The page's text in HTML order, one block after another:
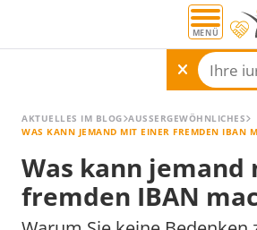
MENÜ
AKTUELLES IM BLOG AUSSERGEWÖHNLICHES
WAS KANN JEMAND MIT EINER FREMDEN IBAN
Was kann
fremden IBAN